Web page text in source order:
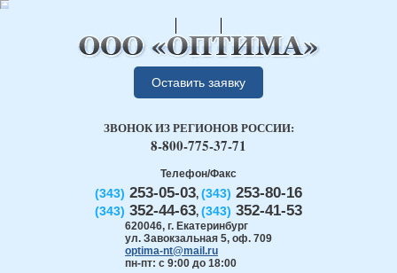
Оставить заявку
Телефон/Факс
(343) 253-05-03, (343) 253-80-16
(343) 352-44-63, (343) 352-41-53
620046, г. Екатеринбург
ул. Завокзальная 5, оф. 709
optima-nt@mail.ru
пн-пт: с 9:00 до 18:00
ЗВОНОК ИЗ РЕГИОНОВ РОССИИ:
8-800-775-37-71